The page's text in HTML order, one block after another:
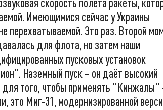
Имеющимися сейчас у Украины
перехватываемой. Это раз. Второй
для флота, но затем наши
пусковых установок
Наземный пуск – он даёт высокий
для того, чтобы применять "Кинжалы"
это Миг-31, модернизированной